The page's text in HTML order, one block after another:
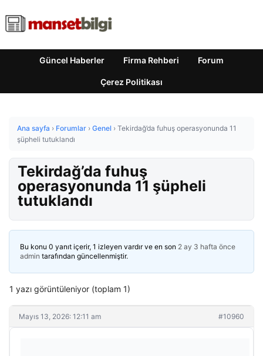
Güncel Haberler Firma Rehberi Forum
Çerez Politikası
Ana sayfa › Forumlar › Genel › Tekirdağ’da fuhuş operasyonunda 11
şüpheli tutuklandı
Tekirdağ’da fuhuş
operasyonunda 11 şüpheli
tutuklandı
Bu konu 0 yanıt içerir, 1 izleyen vardır ve en son 2 ay 3 hafta önce
admin tarafından güncellenmiştir.
1 yazı görüntüleniyor (toplam 1)
Mayıs 13, 2026: 12:11 am #10960